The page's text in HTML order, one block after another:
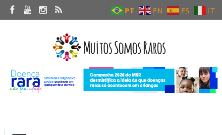
PT EN ES IT